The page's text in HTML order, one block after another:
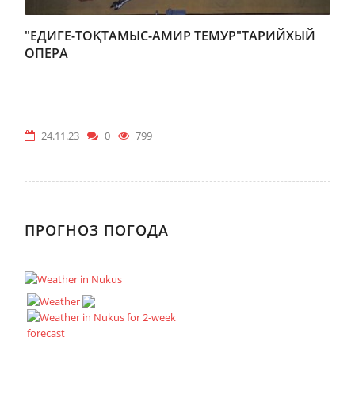
"ЕДИГЕ-ТОҚТАМЫС-АМИР ТЕМУР"ТАРИЙХЫЙ
ОПЕРА
24.11.23 0 799
ПРОГНОЗ ПОГОДА